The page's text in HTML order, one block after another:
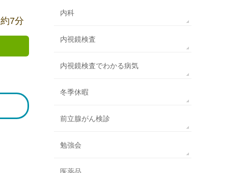
約7分
内科
内視鏡検査
内視鏡検査でわかる病気
冬季休暇
前立腺がん検診
勉強会